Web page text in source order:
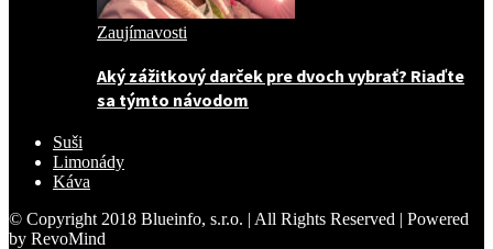
Zaujímavosti
Aký zážitkový darček pre dvoch vybrať? Riaďte
sa týmto návodom
Suši
Limonády
Káva
© Copyright 2018 Blueinfo, s.r.o. | All Rights Reserved | Powered
by RevoMind